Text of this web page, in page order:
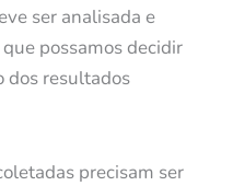
ser analisada e
possamos decidir
dos resultados
precisam ser